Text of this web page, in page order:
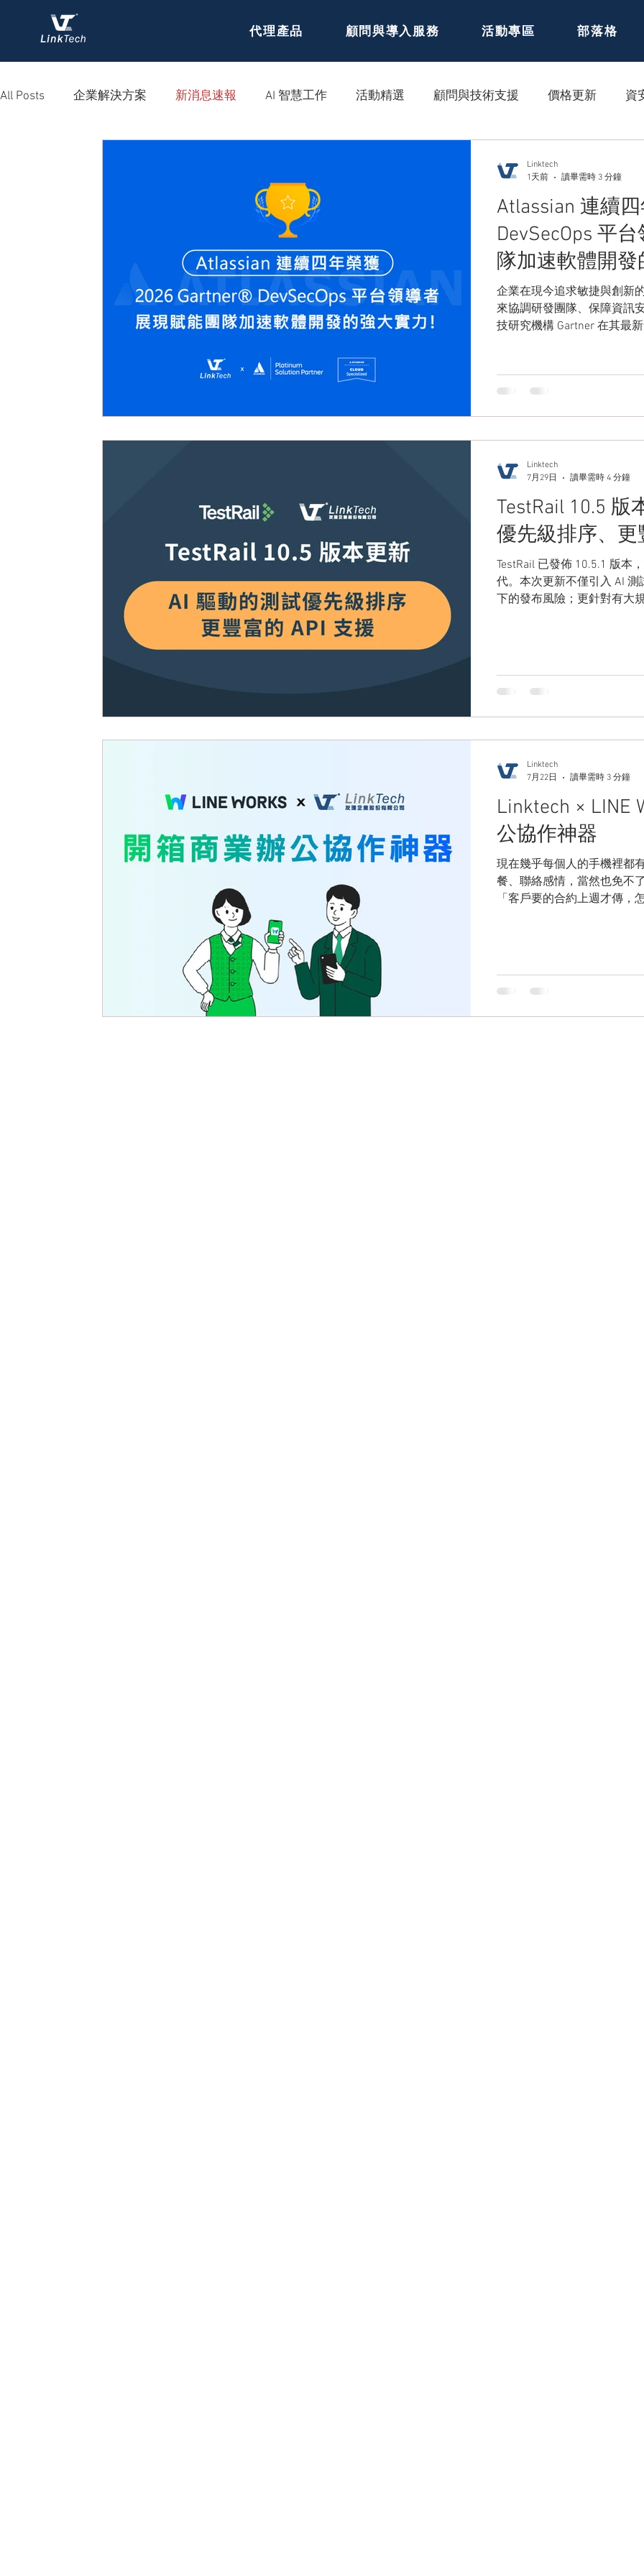
代理產品 顧問與導入服務 活動專區 部落格
All Posts 企業解決方案 新消息速報 AI 智慧工作 活動精選 顧問與技術支援 價格更新 資
Atlassian 連續
DevSecOps 平
隊加速軟體開發
企業在現今追求敏捷與創新
來協調研發團隊、保障資訊
技研究機構 Gartner 在其最
週期上的領先地位。
Linktech
1天前
讀畢需時 3 分鐘
TestRail 10.5 版
優先級排序、更
TestRail 已發佈 10.5.1 版本
代。本次更新不僅引入 AI
下的發布風險；更針對有大
流暢的整合。
Linktech
7月29日
讀畢需時 4 分鐘
Linktech × LINE
公協作神器
現在幾乎每個人的手機裡都
餐、聯絡感情，當然也免不
「客戶要的合約上週才傳，
LINE WORKS 成為合作夥伴啦！ LINE WORKS 是在日本市佔
解決溝通效率的痛點呢？
Linktech
7月22日
讀畢需時 3 分鐘